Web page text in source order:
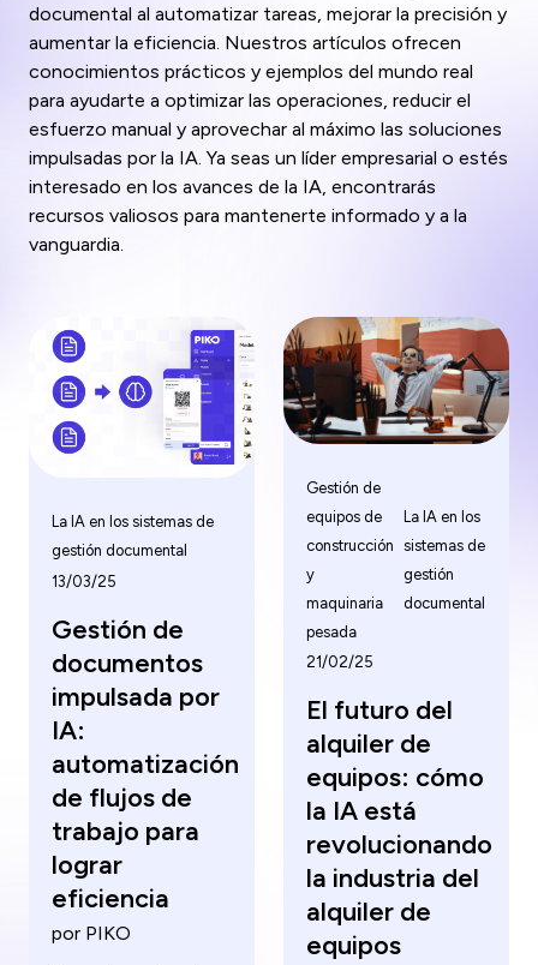
documental al automatizar tareas, mejorar la precisión y
aumentar la eficiencia. Nuestros artículos ofrecen
conocimientos prácticos y ejemplos del mundo real
para ayudarte a optimizar las operaciones, reducir el
esfuerzo manual y aprovechar al máximo las soluciones
impulsadas por la IA. Ya seas un líder empresarial o estés
interesado en los avances de la IA, encontrarás
recursos valiosos para mantenerte informado y a la
vanguardia.
La IA en los sistemas de
gestión documental
13/03/25
Gestión de
documentos
impulsada por
IA:
automatización
de flujos de
trabajo para
lograr
eficiencia
por PIKO
Gestión de
equipos de
construcción
y
maquinaria
pesada
La IA en los
sistemas de
gestión
documental
21/02/25
El futuro del
alquiler de
equipos: cómo
la IA está
revolucionando
la industria del
alquiler de
equipos